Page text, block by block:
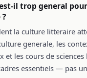
il trop general
la culture litteraire
generale, les
et les cours de
essentiels — pas